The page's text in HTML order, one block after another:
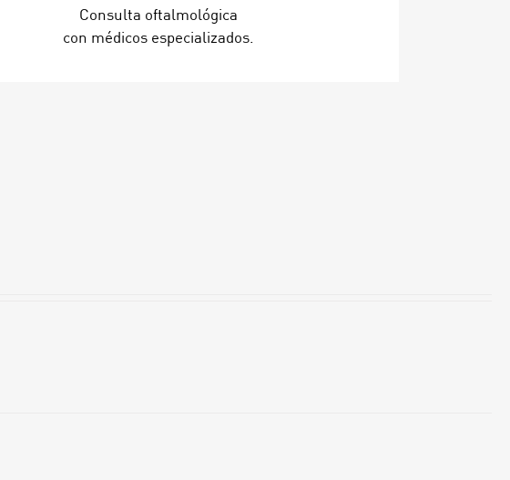
Consulta oftalmológica
con médicos especializados.